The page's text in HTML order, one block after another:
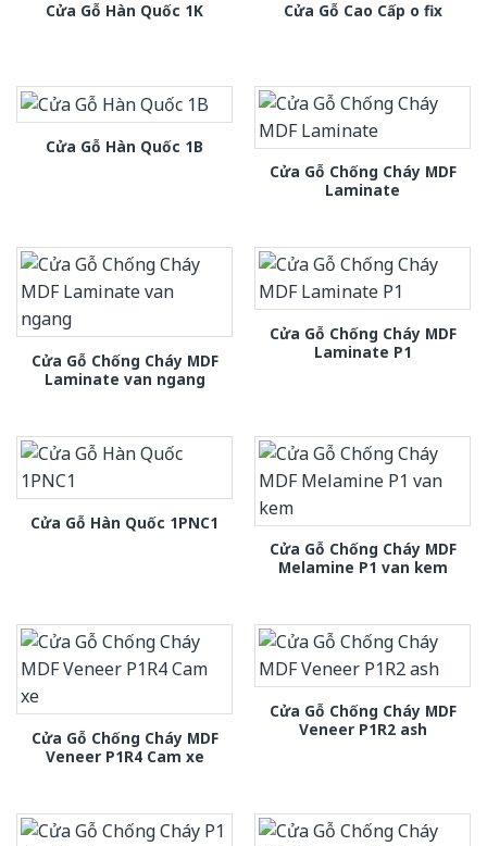
Cửa Gỗ Hàn Quốc 1K Cửa Gỗ Cao Cấp o fix
Cửa Gỗ Hàn Quốc 1B
Cửa Gỗ Chống Cháy MDF
Laminate
Cửa Gỗ Chống Cháy MDF
Laminate van ngang
Cửa Gỗ Chống Cháy MDF
Laminate P1
Cửa Gỗ Hàn Quốc 1PNC1
Cửa Gỗ Chống Cháy MDF
Melamine P1 van kem
Cửa Gỗ Chống Cháy MDF
Veneer P1R4 Cam xe
Cửa Gỗ Chống Cháy MDF
Veneer P1R2 ash